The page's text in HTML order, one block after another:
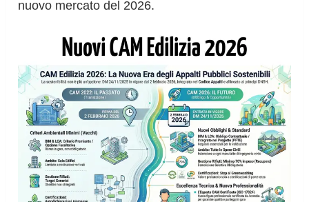
nuovo mercato del 2026.